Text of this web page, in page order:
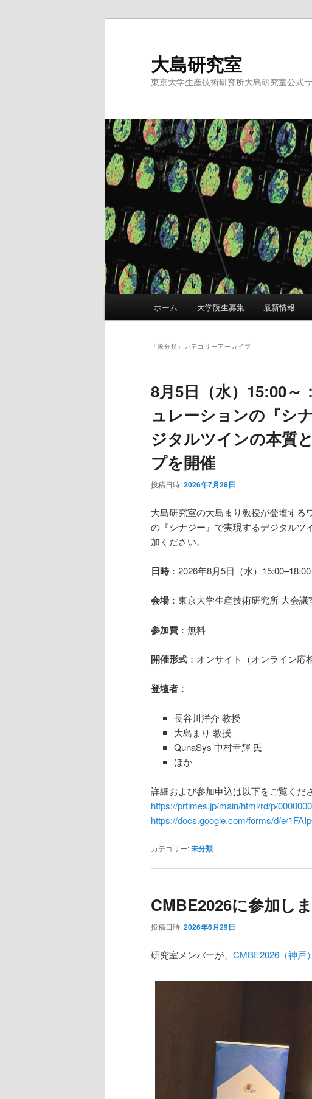
大島研究室
東京大学生産技術研究所大島研究室公式
ホーム 大学院生募集 最新情報
「未分類 」カテゴリーアーカイブ
8月5日（水）15:00～
ュレーションの『シ
ジタルツインの本質
プを開催
投稿日時:2026年7月28日
大島研究室の大島まり教授が登壇する
の『シナジー』で実現するデジタルツ
加ください。
日時：2026年8月5日（水）15:00–18:00
会場：東京大学生産技術研究所 大会議
参加費 ：無料
開催形式 ：オンサイト（オンライン応
登壇者 ：
長谷川洋介 教授
大島まり 教授
QunaSys 中村幸輝 氏
ほか
詳細および参加申込は以下をご覧くださ
https://prtimes.jp/main/html/rd/p/
https://docs.google.com/forms/d/e/
カテゴリー:未分類
CMBE2026に参加し
投稿日時:2026年6月29日
研究室メンバーが、 CMBE2026（神戸）